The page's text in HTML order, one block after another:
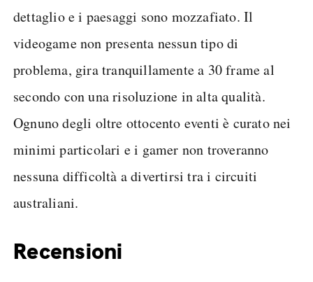
dettaglio e i paesaggi sono mozzafiato. Il
videogame non presenta nessun tipo di
problema, gira tranquillamente a 30 frame al
secondo con una risoluzione in alta qualità.
Ognuno degli oltre ottocento eventi è curato nei
minimi particolari e i gamer non troveranno
nessuna difficoltà a divertirsi tra i circuiti
australiani.
Recensioni